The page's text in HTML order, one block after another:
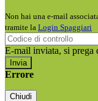
Non hai una e-mail
tramite la Login Spaggiari
E-mail inviata, si prega
Errore
Chiudi